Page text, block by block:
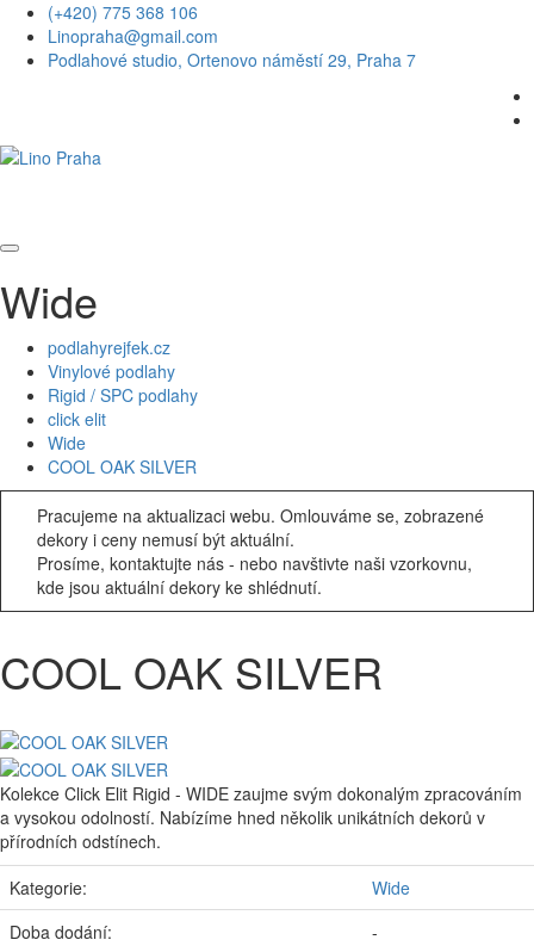
(+420) 775 368 106
Linopraha@gmail.com
Podlahové studio, Ortenovo náměstí 29, Praha 7
Wide
podlahyrejfek.cz
Vinylové podlahy
Rigid / SPC podlahy
click elit
Wide
COOL OAK SILVER
Pracujeme na aktualizaci webu. Omlouváme se, zobrazené
dekory i ceny nemusí být aktuální.
Prosíme, kontaktujte nás - nebo navštivte naši vzorkovnu,
kde jsou aktuální dekory ke shlédnutí.
COOL OAK SILVER
Kolekce Click Elit Rigid - WIDE zaujme svým dokonalým zpracováním
a vysokou odolností. Nabízíme hned několik unikátních dekorů v
přírodních odstínech.
Kategorie:
Wide
Doba dodání:
-